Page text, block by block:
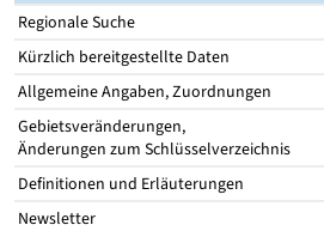
Regionale Suche
Kürzlich bereitgestellte Daten
Allgemeine Angaben, Zuordnungen
Gebietsveränderungen,
Änderungen zum Schlüsselverzeichnis
Definitionen und Erläuterungen
Newsletter